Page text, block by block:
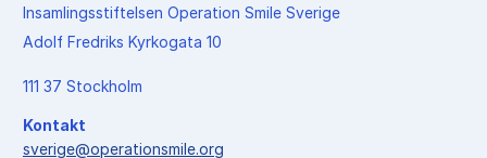
Insamlingsstiftelsen Operation Smile Sverige
Adolf Fredriks Kyrkogata 10
111 37 Stockholm
Kontakt
sverige@operationsmile.org